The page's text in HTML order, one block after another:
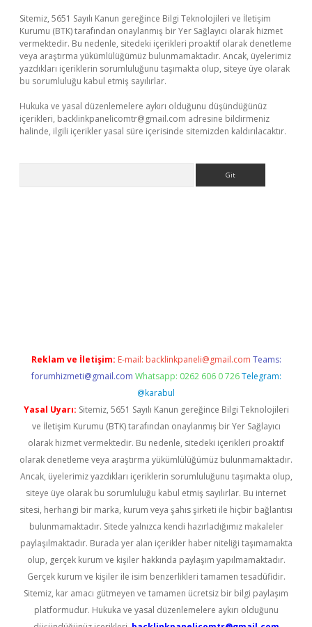
Sitemiz, 5651 Sayılı Kanun gereğince Bilgi Teknolojileri ve İletişim
Kurumu (BTK) tarafından onaylanmış bir Yer Sağlayıcı olarak hizmet
vermektedir. Bu nedenle, sitedeki içerikleri proaktif olarak denetleme
veya araştırma yükümlülüğümüz bulunmamaktadır. Ancak, üyelerimiz
yazdıkları içeriklerin sorumluluğunu taşımakta olup, siteye üye olarak
bu sorumluluğu kabul etmiş sayılırlar.
Hukuka ve yasal düzenlemelere aykırı olduğunu düşündüğünüz
içerikleri, backlinkpanelicomtr@gmail.com adresine bildirmeniz
halinde, ilgili içerikler yasal süre içerisinde sitemizden kaldırılacaktır.
Reklam ve İletişim: E-mail: backlinkpaneli@gmail.com Teams:
forumhizmeti@gmail.com Whatsapp: 0262 606 0 726 Telegram:
@karabul
Yasal Uyarı: Sitemiz, 5651 Sayılı Kanun gereğince Bilgi Teknolojileri
ve İletişim Kurumu (BTK) tarafından onaylanmış bir Yer Sağlayıcı
olarak hizmet vermektedir. Bu nedenle, sitedeki içerikleri proaktif
olarak denetleme veya araştırma yükümlülüğümüz bulunmamaktadır.
Ancak, üyelerimiz yazdıkları içeriklerin sorumluluğunu taşımakta olup,
siteye üye olarak bu sorumluluğu kabul etmiş sayılırlar. Bu internet
sitesi, herhangi bir marka, kurum veya şahıs şirketi ile hiçbir bağlantısı
bulunmamaktadır. Sitede yalnızca kendi hazırladığımız makaleler
paylaşılmaktadır. Burada yer alan içerikler haber niteliği taşımamakta
olup, gerçek kurum ve kişiler hakkında paylaşım yapılmamaktadır.
Gerçek kurum ve kişiler ile isim benzerlikleri tamamen tesadüfidir.
Sitemiz, kar amacı gütmeyen ve tamamen ücretsiz bir bilgi paylaşım
platformudur. Hukuka ve yasal düzenlemelere aykırı olduğunu